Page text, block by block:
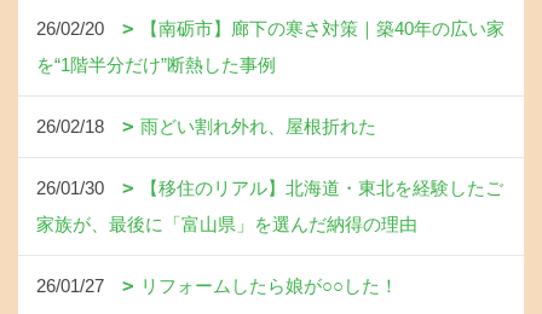
26/02/20
【南砺市】廊下の寒さ対策｜築40年の広い家
を“1階半分だけ”断熱した事例
26/02/18 雨どい割れ外れ、屋根折れた
26/01/30
【移住のリアル】北海道・東北を経験したご
家族が、最後に「富山県」を選んだ納得の理由
26/01/27 リフォームしたら娘が○○した！